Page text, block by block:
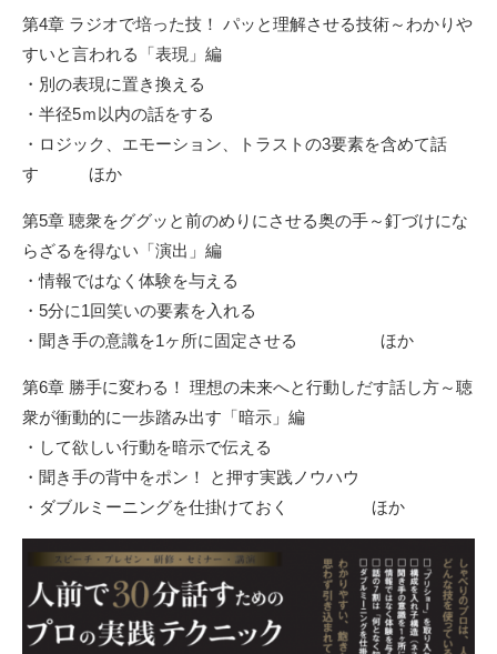
第4章 ラジオで培った技！ パッと理解させる技術～わかりや
すいと言われる「表現」編
・別の表現に置き換える
・半径5ｍ以内の話をする
・ロジック、エモーション、トラストの3要素を含めて話
す ほか
第5章 聴衆をググッと前のめりにさせる奥の手～釘づけにな
らざるを得ない「演出」編
・情報ではなく体験を与える
・5分に1回笑いの要素を入れる
・聞き手の意識を1ヶ所に固定させる ほか
第6章 勝手に変わる！ 理想の未来へと行動しだす話し方～聴
衆が衝動的に一歩踏み出す「暗示」編
・して欲しい行動を暗示で伝える
・聞き手の背中をポン！ と押す実践ノウハウ
・ダブルミーニングを仕掛けておく ほか